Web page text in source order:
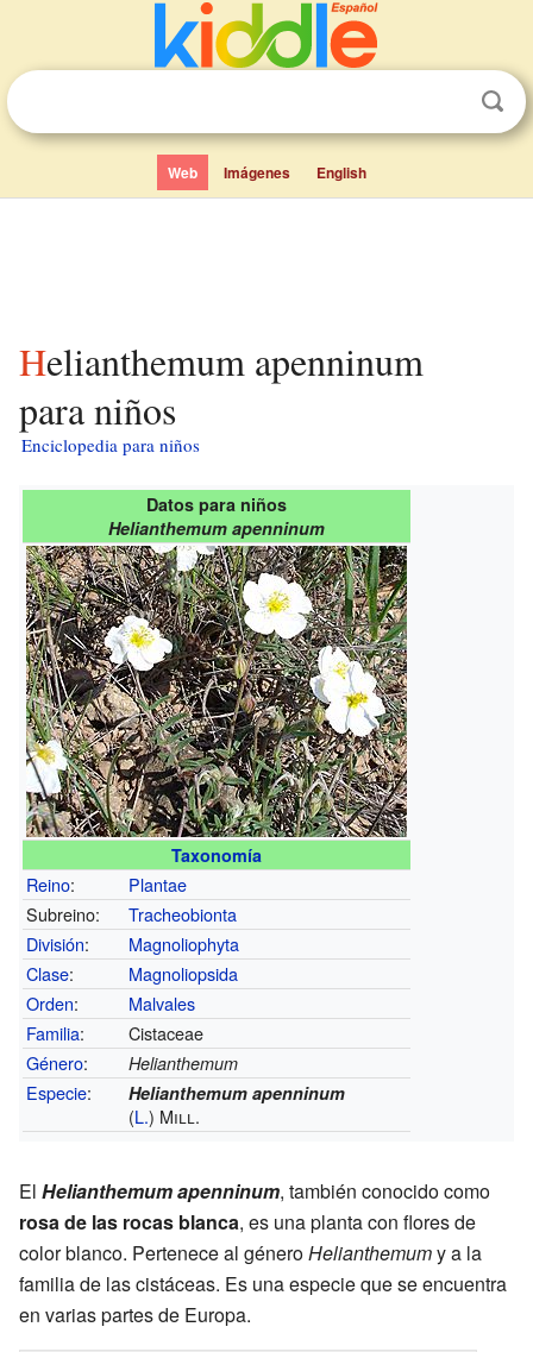
Web Imágenes English
Helianthemum apenninum
para niños
Enciclopedia para niños
Datos para niños
Helianthemum apenninum
Taxonomía
Reino:
Plantae
Subreino:
Tracheobionta
División:
Magnoliophyta
Clase:
Magnoliopsida
Orden:
Malvales
Familia:
Cistaceae
Género: Helianthemum
Especie: Helianthemum apenninum
(L.) Mill.
El Helianthemum apenninum, también conocido como
rosa de las rocas blanca, es una planta con flores de
color blanco. Pertenece al géneroHelianthemumy a la
familia de las cistáceas. Es una especie que se encuentra
en varias partes de Europa.